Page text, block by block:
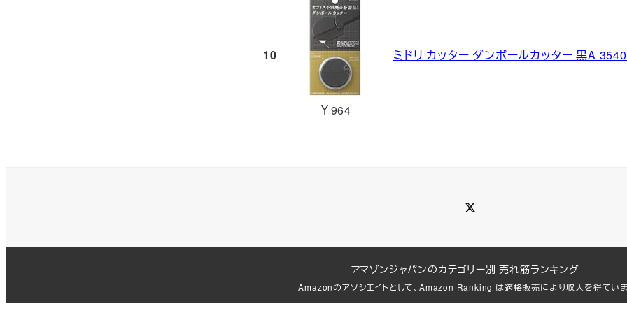
10
￥964
ミドリ カッター ダンボールカッター 黒A
アマゾンジャパンのカテゴリー別 売れ筋ランキング
Amazonのアソシエイトとして、Amazon Ranking は適格販売により収入を得ていま